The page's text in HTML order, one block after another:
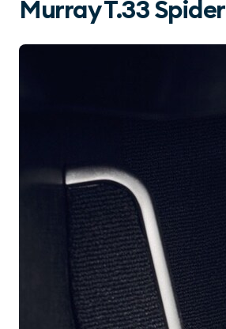
Murray T.33 Spider